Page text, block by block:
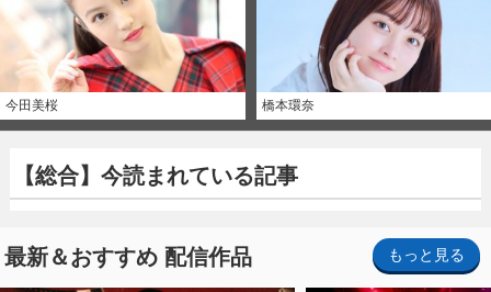
今田美桜 橋本環奈
【総合】今読まれている記事
最新＆おすすめ 配信作品 もっと見る